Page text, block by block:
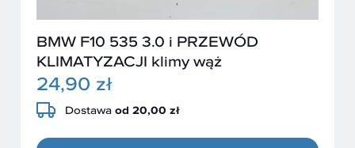
BMW F10 535 3.0 i PRZEWÓD
KLIMATYZACJI klimy wąż
24,90 zł
Dostawa od 20,00 zł